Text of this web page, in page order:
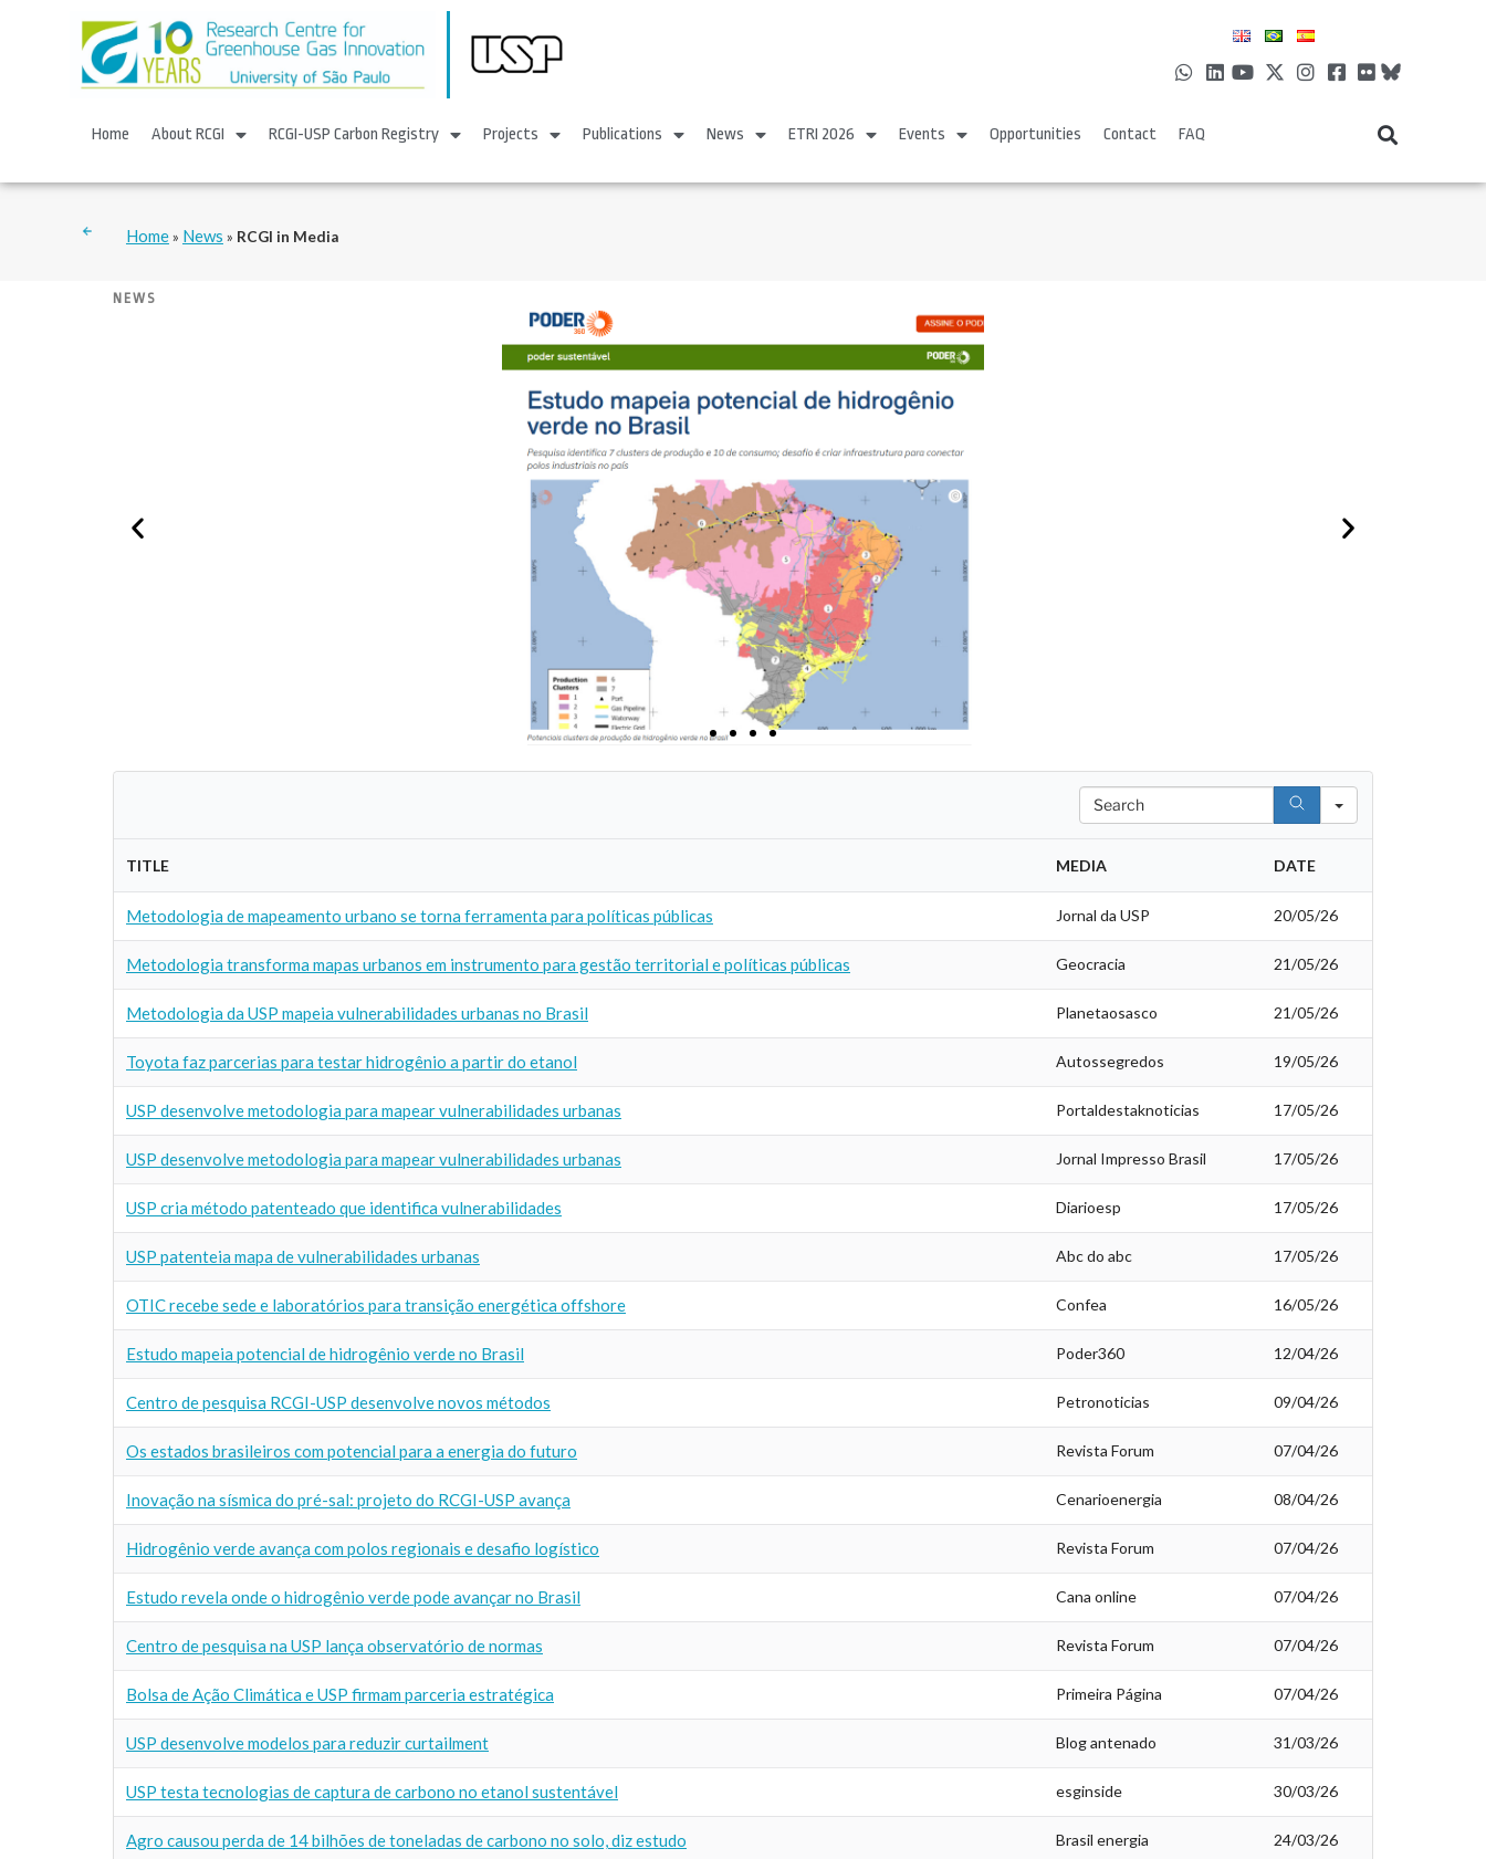
Home About RCGI RCGI-USP Carbon Registry Projects Publications News ETRI 2026 Events Opportunities Contact FAQ
Home» News » RCGI in Media
NEWS
Search
TITLE MEDIA DATE
Metodologia de mapeamento urbano se torna ferramenta para políticas públicas Jornal da USP 20/05/26
Metodologia transforma mapas urbanos em instrumento para gestão territorial e políticas públicas Geocracia 21/05/26
Metodologia da USP mapeia vulnerabilidades urbanas no Brasil Planetaosasco 21/05/26
Toyota faz parcerias para testar hidrogênio a partir do etanol Autossegredos 19/05/26
USP desenvolve metodologia para mapear vulnerabilidades urbanas Portaldestaknoticias 17/05/26
USP desenvolve metodologia para mapear vulnerabilidades urbanas Jornal Impresso Brasil 17/05/26
USP cria método patenteado que identifica vulnerabilidades Diarioesp 17/05/26
USP patenteia mapa de vulnerabilidades urbanas Abc do abc 17/05/26
OTIC recebe sede e laboratórios para transição energética offshore Confea 16/05/26
Estudo mapeia potencial de hidrogênio verde no Brasil Poder360 12/04/26
Centro de pesquisa RCGI-USP desenvolve novos métodos Petronoticias 09/04/26
Os estados brasileiros com potencial para a energia do futuro Revista Forum 07/04/26
Inovação na sísmica do pré-sal: projeto do RCGI-USP avança Cenarioenergia 08/04/26
Hidrogênio verde avança com polos regionais e desafio logístico Revista Forum 07/04/26
Estudo revela onde o hidrogênio verde pode avançar no Brasil Cana online 07/04/26
Centro de pesquisa na USP lança observatório de normas Revista Forum 07/04/26
Bolsa de Ação Climática e USP firmam parceria estratégica Primeira Página 07/04/26
USP desenvolve modelos para reduzir curtailment Blog antenado 31/03/26
USP testa tecnologias de captura de carbono no etanol sustentável esginside 30/03/26
Agro causou perda de 14 bilhões de toneladas de carbono no solo, diz estudo Brasil energia 24/03/26